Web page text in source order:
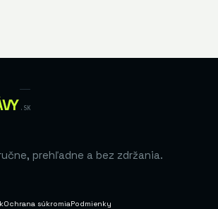
.SK
prehľadne a bez zdržania.
Ochrana súkromiaPodmienky